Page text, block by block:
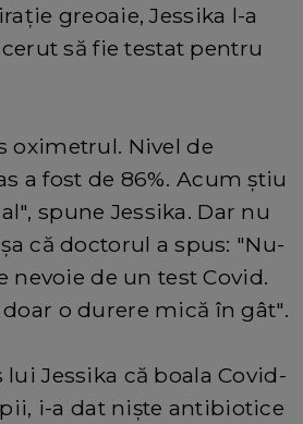
greoaie, Jessika l-a
să fie testat pentru
oximetrul. Nivel de
a fost de 86%. Acum știu
spune Jessika. Dar nu
că doctorul a spus: "Nu-
nevoie de un test Covid.
o durere mică în gât".
Jessika că boala Covid-
i-a dat niște antibiotice